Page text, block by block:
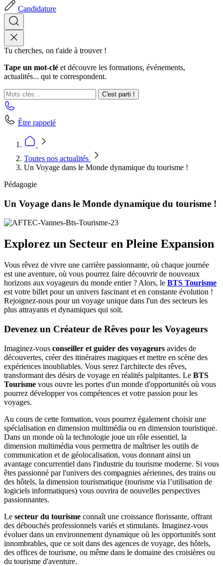
Candidature
Tu cherches, on t'aide à trouver !
Tape un mot-clé et découvre les formations, événements,
actualités... qui te correspondent.
C'est parti !
Être rappelé
Toutes nos actualités
Un Voyage dans le Monde dynamique du tourisme !
Pédagogie
Un Voyage dans le Monde dynamique du tourisme !
Explorez un Secteur en Pleine Expansion
Vous rêvez de vivre une carrière passionnante, où chaque journée
est une aventure, où vous pourrez faire découvrir de nouveaux
horizons aux voyageurs du monde entier ? Alors, le BTS Tourisme
est votre billet pour un univers fascinant et en constante évolution !
Rejoignez-nous pour un voyage unique dans l'un des secteurs les
plus attrayants et dynamiques qui soit.
Devenez un Créateur de Rêves pour les Voyageurs
Imaginez-vous conseiller et guider des voyageurs avides de
découvertes, créer des itinéraires magiques et mettre en scène des
expériences inoubliables. Vous serez l'architecte des rêves,
transformant des désirs de voyage en réalités palpitantes. Le BTS
Tourisme vous ouvre les portes d'un monde d'opportunités où vous
pourrez développer vos compétences et votre passion pour les
voyages.
Au cours de cette formation, vous pourrez également choisir une
spécialisation en dimension multimédia ou en dimension touristique.
Dans un monde où la technologie joue un rôle essentiel, la
dimension multimédia vous permettra de maîtriser les outils de
communication et de géolocalisation, vous donnant ainsi un
avantage concurrentiel dans l'industrie du tourisme moderne. Si vous
êtes passionné par l'univers des compagnies aériennes, des trains ou
des hôtels, la dimension tourismatique (tourisme via l’utilisation de
logiciels informatiques) vous ouvrira de nouvelles perspectives
passionnantes.
Le secteur du tourisme connaît une croissance florissante, offrant
des débouchés professionnels variés et stimulants. Imaginez-vous
évoluer dans un environnement dynamique où les opportunités sont
innombrables, que ce soit dans des agences de voyage, des hôtels,
des offices de tourisme, ou même dans le domaine des croisières ou
du tourisme d'aventure.